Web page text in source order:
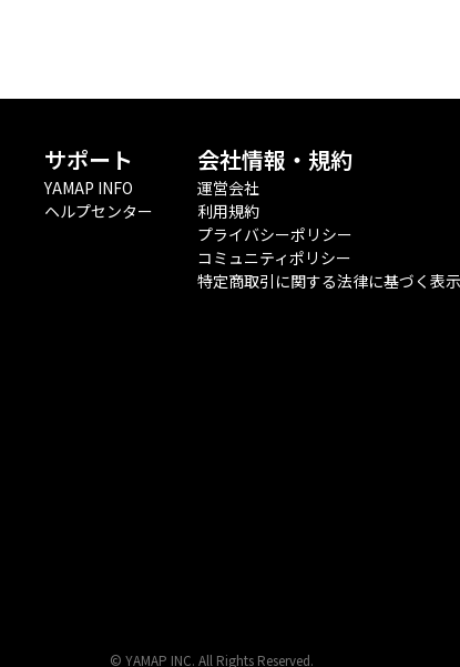
サポート
YAMAP INFO
ヘルプセンター
会社情報・規約
運営会社
利用規約
プライバシーポリシー
コミュニティポリシー
特定商取引に関する法律に基づく表示
© YAMAP INC. All Rights Reserved.